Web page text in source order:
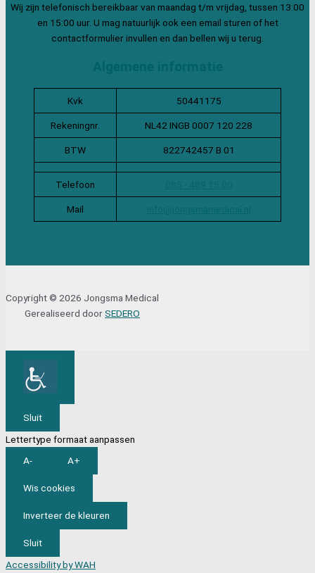
Wij zijn telefonisch bereikbaar van maandag t/m vrijdag, tussen 13:00
en 15:00 uur. U mag natuurlijk ook een email sturen of het
contactformulier invullen en dan bellen wij u terug.
Kvk 50441175
Rekeningnr. NL42 INGB 0007 120 228
BTW 822742457 B 01
Telefoon
Mail
Copyright © 2026 Jongsma Medical
Gerealiseerd doorSEDERO
Sluit
Lettertype formaat aanpassen
A-
A+
Wis cookies
Inverteer de kleuren
Sluit
Accessibility by WAH